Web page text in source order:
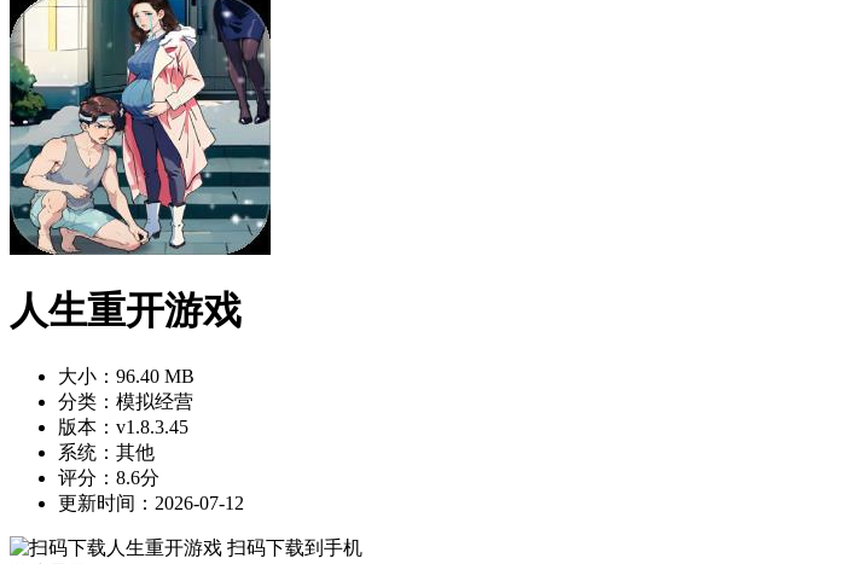
人生重开游戏
大小：96.40 MB
分类：模拟经营
版本：v1.8.3.45
系统：其他
评分：8.6分
更新时间：2026-07-12
扫码下载到手机